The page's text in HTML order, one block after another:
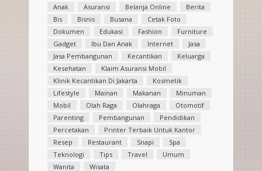
Anak Asuransi Belanja Online
Berita
Bis
Bisnis Busana
Cetak Foto
Dokumen
Edukasi Fashion
Furniture
Gadget
Ibu Dan Anak Internet
Jasa
Jasa Pembangunan
Kecantikan
Keluarga
Kesehatan
Klaim Asuransi Mobil
Klinik Kecantikan Di Jakarta
Kosmetik
Lifestyle
Mainan Makanan
Minuman
Mobil
Olah Raga Olahraga
Otomotif
Parenting
Pembangunan
Pendidikan
Percetakan
Printer Terbaik Untuk Kantor
Resep
Restaurant Snapi
Spa
Teknologi
Tips Travel
Umum
Wanita
Wisata